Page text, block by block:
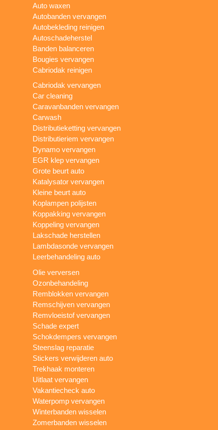
Auto waxen
Autobanden vervangen
Autobekleding reinigen
Autoschadeherstel
Banden balanceren
Bougies vervangen
Cabriodak reinigen
Cabriodak vervangen
Car cleaning
Caravanbanden vervangen
Carwash
Distributieketting vervangen
Distributieriem vervangen
Dynamo vervangen
EGR klep vervangen
Grote beurt auto
Katalysator vervangen
Kleine beurt auto
Koplampen polijsten
Koppakking vervangen
Koppeling vervangen
Lakschade herstellen
Lambdasonde vervangen
Leerbehandeling auto
Olie verversen
Ozonbehandeling
Remblokken vervangen
Remschijven vervangen
Remvloeistof vervangen
Schade expert
Schokdempers vervangen
Steenslag reparatie
Stickers verwijderen auto
Trekhaak monteren
Uitlaat vervangen
Vakantiecheck auto
Waterpomp vervangen
Winterbanden wisselen
Zomerbanden wisselen